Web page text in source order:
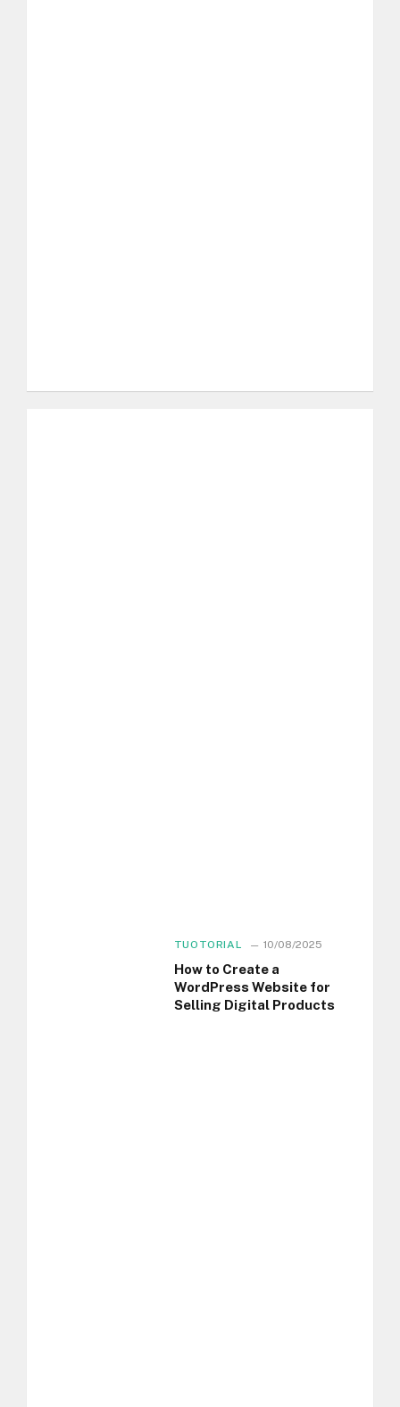
TUOTORIAL 10/08/2025
How to Create a
WordPress Website for
Selling Digital Products